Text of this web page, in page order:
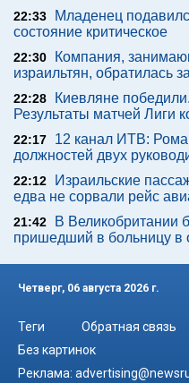
22:33
Младенец
состояние критическое
22:30
Компания,
израильтян, обратилась
22:28
Киевляне
Результаты матчей Лиги
22:17
12 канал ИТВ:
должностей двух
22:12
Израильские
едва не сорвали рейс
21:42
В Великобритании
пришедший в больницу в
Четверг, 06 августа 2026 г.
Теги Обратная связь
Без картинок
Реклама: